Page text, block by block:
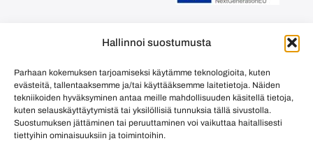
Hallinnoi suostumusta
Parhaan kokemuksen tarjoamiseksi käytämme teknologioita, kuten
evästeitä, tallentaaksemme ja/tai käyttääksemme laitetietoja. Näiden
tekniikoiden hyväksyminen antaa meille mahdollisuuden käsitellä tietoja,
kuten selauskäyttäytymistä tai yksilöllisiä tunnuksia tällä sivustolla.
Suostumuksen jättäminen tai peruuttaminen voi vaikuttaa haitallisesti
tiettyihin ominaisuuksiin ja toimintoihin.
NextGenerationEU
©Jules & Beryl